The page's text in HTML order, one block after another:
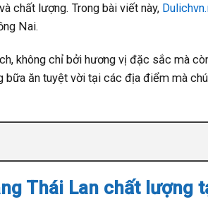
chất lượng. Trong bài viết này,
Nai.
không chỉ bởi hương vị đặc sắc mà
bữa ăn tuyệt vời tại các địa điểm mà
Thái Lan chất lượng